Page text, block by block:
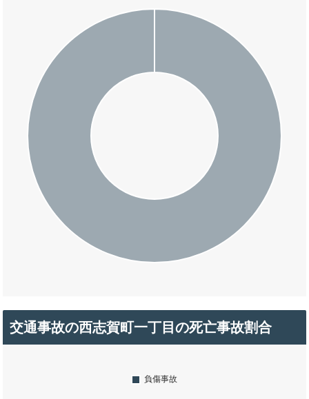
交通事故の西志賀町一丁目の死亡事故割合